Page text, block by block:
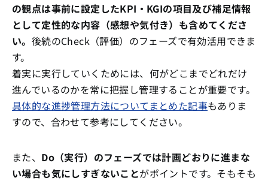
の観点は事前に設定したKPI・KGIの項目及び補足情報
として定性的な内容（感想や気付き）も含めてくださ
い。 後続のCheck（評価）のフェーズで有効活用できま
す。
着実に実行していくためには、何がどこまでどれだけ
進んでいるのかを常に把握し管理することが重要です。
具体的な進捗管理方法についてまとめた記事もありま
すので、合わせて参考にしてください。
また、 Do（実行）のフェーズでは計画どおりに進まな
い場合も気にしすぎないことがポイントです。そもそも